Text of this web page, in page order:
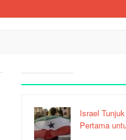
Israel
Pertama